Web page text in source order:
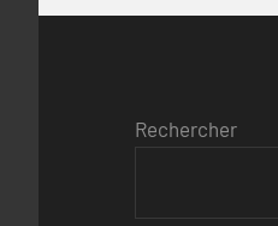
Rechercher